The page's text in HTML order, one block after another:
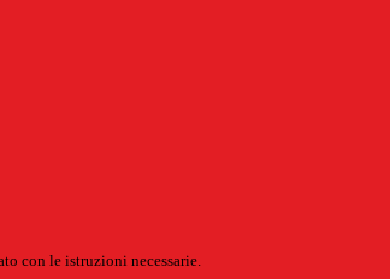
con le istruzioni necessarie.